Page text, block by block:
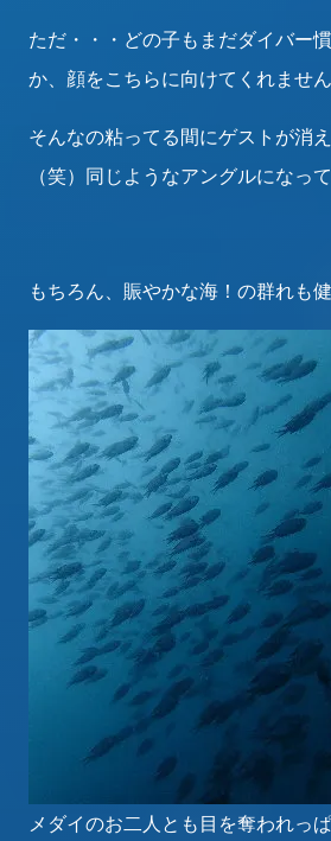
ただ・・・どの子もまだダイバー
か、顔をこちらに向けてくれません
そんなの粘ってる間にゲストが消
（笑）同じようなアングルになっ
もちろん、賑やかな海！の群れも
メダイのお二人とも目を奪われっ